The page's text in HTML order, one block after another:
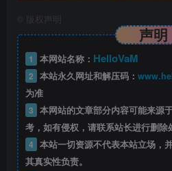
版权声明
声明
1 本网站名称： HelloVaM
2 本站永久网址和解压码：
为准
3 本网站的文章部分内容可能来源
考，如有侵权，请联系站长进行删除
4 本站一切资源不代表本站立场，
其真实性负责。